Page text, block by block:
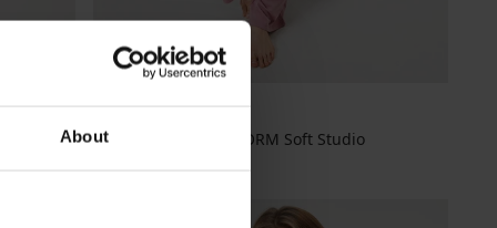
AboutModalhose PINK STORM Soft Studio